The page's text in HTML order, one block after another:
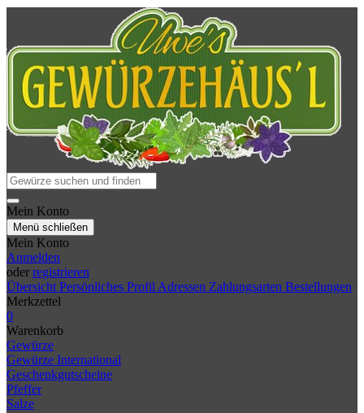
Mein Konto
Menü schließen
Mein Konto
Anmelden
oder registrieren
Übersicht Persönliches Profil Adressen Zahlungsarten Bestellungen
Merkzettel
0
Warenkorb
Gewürze
Gewürze International
Geschenkgutscheine
Pfeffer
Salze